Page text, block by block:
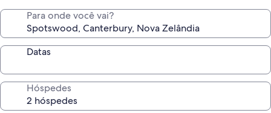
Para onde você vai?
Datas
Hóspedes